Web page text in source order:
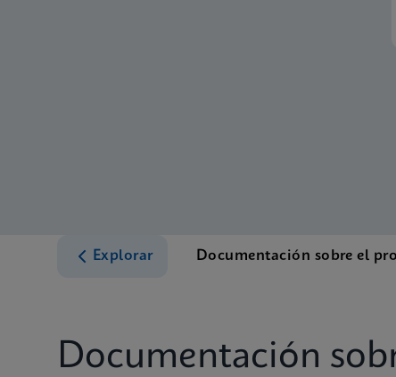
Explorar Documentación sobre el
Documentación